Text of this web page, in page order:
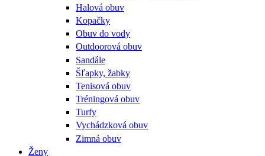
Halová obuv
Kopačky
Obuv do vody
Outdoorová obuv
Sandále
Šľapky, žabky
Tenisová obuv
Tréningová obuv
Turfy
Vychádzková obuv
Zimná obuv
Ženy